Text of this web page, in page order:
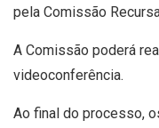
pela Comissão
A Comissão poderá
videoconferência.
Ao final do processo,